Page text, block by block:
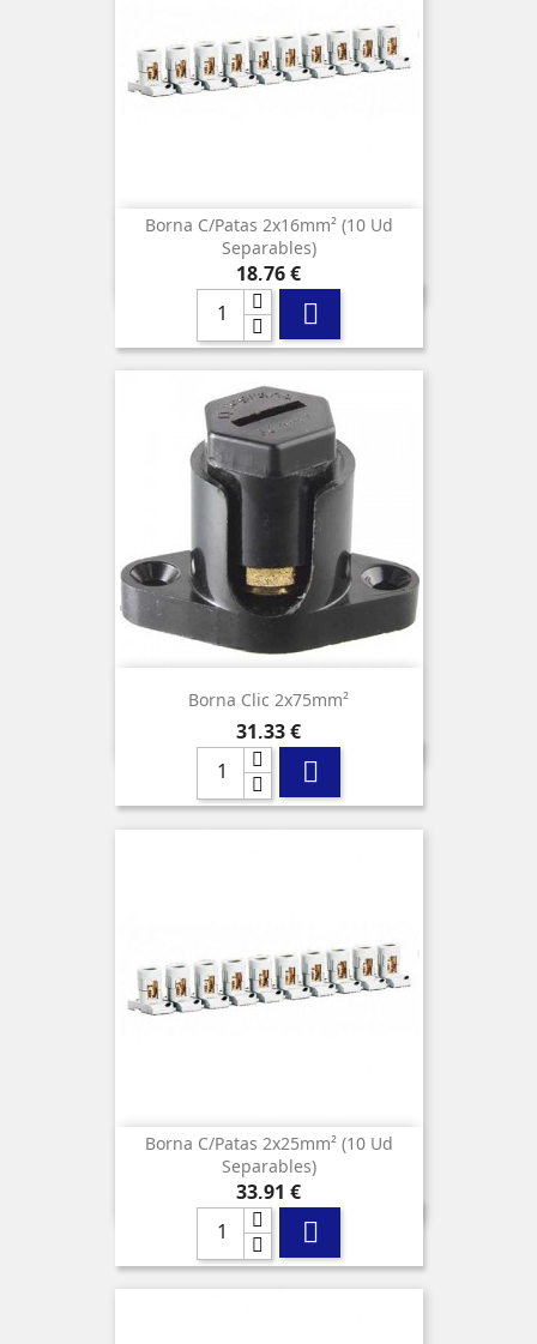
Borna C/patas 2x16mm² (10 Ud
Separables)
Precio
18,76 €

Borna Clic 2x75mm²
Precio
31,33 €

Borna C/patas 2x25mm² (10 Ud
Separables)
Precio
33,91 €
